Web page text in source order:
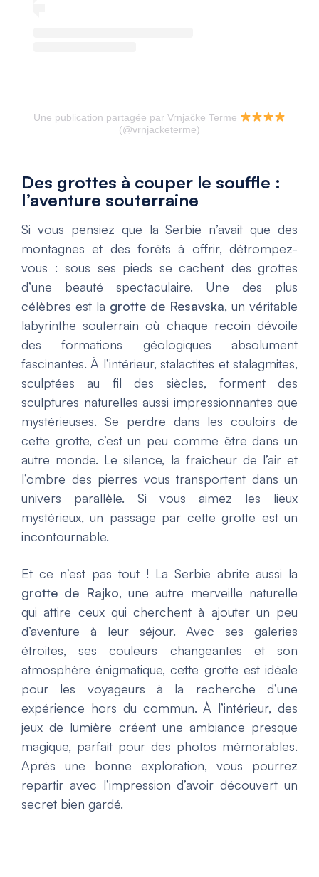
Une publication partagée par Vrnjačke Terme
(@vrnjacketerme)
Des grottes à couper le souffle :
l’aventure souterraine
Si vous pensiez que la Serbie n’avait que des
montagnes et des forêts à offrir, détrompez-
vous : sous ses pieds se cachent des grottes
d’une beauté spectaculaire. Une des plus
célèbres est la grotte de Resavska, un véritable
labyrinthe souterrain où chaque recoin dévoile
des formations géologiques absolument
fascinantes. À l’intérieur, stalactites et stalagmites,
sculptées au fil des siècles, forment des
sculptures naturelles aussi impressionnantes que
mystérieuses. Se perdre dans les couloirs de
cette grotte, c’est un peu comme être dans un
autre monde. Le silence, la fraîcheur de l’air et
l’ombre des pierres vous transportent dans un
univers parallèle. Si vous aimez les lieux
mystérieux, un passage par cette grotte est un
incontournable.
Et ce n’est pas tout ! La Serbie abrite aussi la
grotte de Rajko, une autre merveille naturelle
qui attire ceux qui cherchent à ajouter un peu
d’aventure à leur séjour. Avec ses galeries
étroites, ses couleurs changeantes et son
atmosphère énigmatique, cette grotte est idéale
pour les voyageurs à la recherche d’une
expérience hors du commun. À l’intérieur, des
jeux de lumière créent une ambiance presque
magique, parfait pour des photos mémorables.
Après une bonne exploration, vous pourrez
repartir avec l’impression d’avoir découvert un
secret bien gardé.